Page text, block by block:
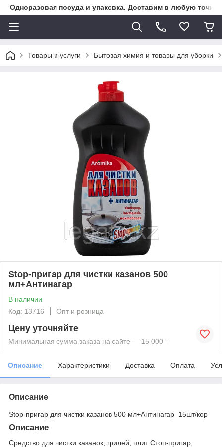
Одноразовая посуда и упаковка. Доставим в любую точку
Товары и услуги Бытовая химия и товары для уборки
Stop-пригар для чистки казанов 500
мл+Антинагар
В наличии
Код: 13716
Опт и розница
Цену уточняйте
Минимальная сумма заказа на сайте — 15 000 ₸
Описание Характеристики Доставка Оплата
Описание
Stop-пригар для чистки казанов 500 мл+Антинагар 15шт/кор
Описание
Средство для чистки казанок, грилей, плит Стоп-пригар,